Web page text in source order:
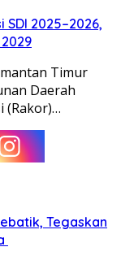
2025–2026,
Timur
Daerah
(Rakor)…
Tegaskan